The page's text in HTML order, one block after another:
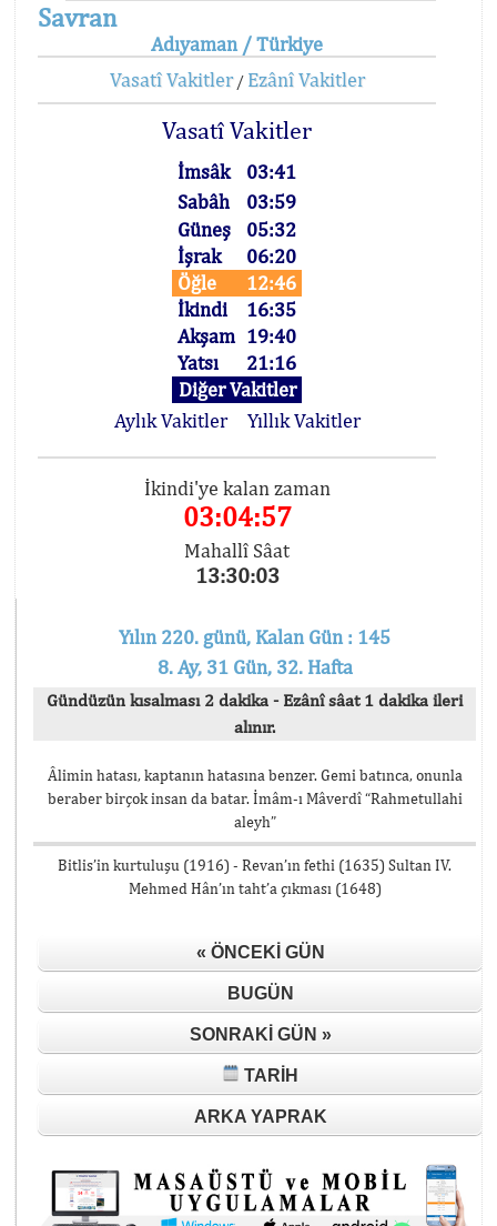
Savran
Adıyaman / Türkiye
Vasatî Vakitler/ Ezânî Vakitler
Vasatî Vakitler
İmsâk
03:41
Sabâh
03:59
Güneş
05:32
İşrak
06:20
Öğle
12:46
İkindi
16:35
Akşam 19:40
Yatsı
21:16
Diğer Vakitler
Aylık Vakitler
Yıllık Vakitler
İkindi'ye kalan zaman
03:04:57
Mahallî Sâat
13:30:03
Yılın 220. günü, Kalan Gün : 145
8. Ay, 31 Gün, 32. Hafta
Gündüzün kısalması 2 dakika - Ezânî sâat 1 dakika ileri
alınır.
Âlimin hatası, kaptanın hatasına benzer. Gemi batınca, onunla
beraber birçok insan da batar. İmâm-ı Mâverdî “Rahmetullahi
aleyh”
Bitlis’in kurtuluşu (1916) - Revan’ın fethi (1635) Sultan IV.
Mehmed Hân’ın taht’a çıkması (1648)
« ÖNCEKI GÜN
BUGÜN
SONRAKI GÜN »
TARIH
ARKA YAPRAK